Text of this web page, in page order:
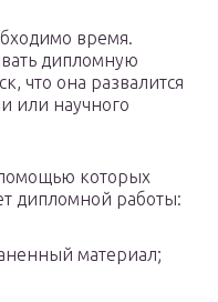
время.
дипломную
что она развалится
или научного
помощью которых
дипломной работы:
материал;